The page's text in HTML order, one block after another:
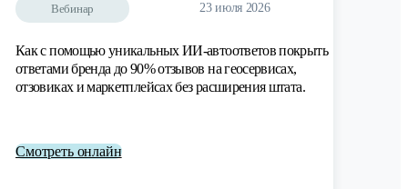
Вебинар 23 июля 2026
Как с помощью уникальных ИИ-автоответов покрыть
ответами бренда до 90% отзывов на геосервисах,
отзовиках и маркетплейсах без расширения штата.
Смотреть онлайн